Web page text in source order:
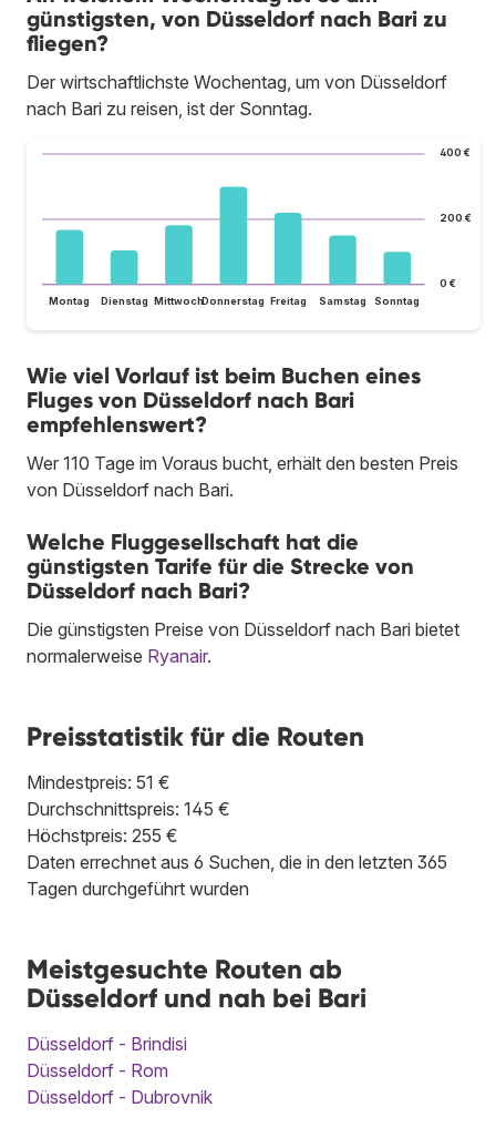
günstigsten, von Düsseldorf nach Bari zu
fliegen?
Der wirtschaftlichste Wochentag, um von Düsseldorf
nach Bari zu reisen, ist der Sonntag.
0 €
200 €
400 €
Montag Dienstag MittwochDonnerstag Freitag Samstag Sonntag
Wie viel Vorlauf ist beim Buchen eines
Fluges von Düsseldorf nach Bari
empfehlenswert?
Wer 110 Tage im Voraus bucht, erhält den besten Preis
von Düsseldorf nach Bari.
Welche Fluggesellschaft hat die
günstigsten Tarife für die Strecke von
Düsseldorf nach Bari?
Die günstigsten Preise von Düsseldorf nach Bari bietet
normalerweise Ryanair.
Preisstatistik für die Routen
Mindestpreis: 51 €
Durchschnittspreis: 145 €
Höchstpreis: 255 €
Daten errechnet aus 6 Suchen, die in den letzten 365
Tagen durchgeführt wurden
Meistgesuchte Routen ab
Düsseldorf und nah bei Bari
Düsseldorf - Brindisi
Düsseldorf - Rom
Düsseldorf - Dubrovnik